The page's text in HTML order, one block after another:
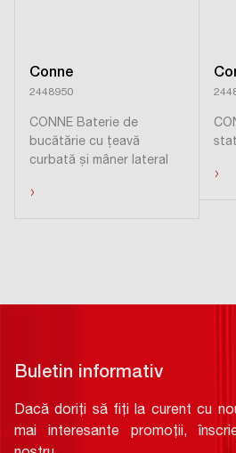
Conne
2448950
CONNE Baterie de
bucătărie cu ţeavă
curbată și mâner lateral
›
›
Buletin informativ
Dacă doriți să fiți la curent cu
mai interesante promoții,